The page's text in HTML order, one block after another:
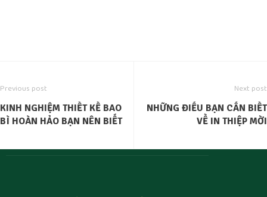
Previous post
KINH NGHIỆM THIẾT KẾ BAO
BÌ HOÀN HẢO BẠN NÊN BIẾT
Next post
NHỮNG ĐIỀU BẠN CẦN BIẾT
VỀ IN THIỆP MỜI